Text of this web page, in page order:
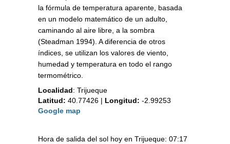
la fórmula de temperatura aparente, basada
en un modelo matemático de un adulto,
caminando al aire libre, a la sombra
(Steadman 1994). A diferencia de otros
índices, se utilizan los valores de viento,
humedad y temperatura en todo el rango
termométrico.
Localidad: Trijueque
Latitud: 40.77426 | Longitud: -2.99253
Google map
Hora de salida del sol hoy en Trijueque: 07:17